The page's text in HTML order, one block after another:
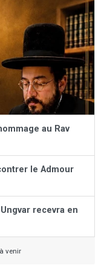
au Rav
le Admour
recevra en
venir